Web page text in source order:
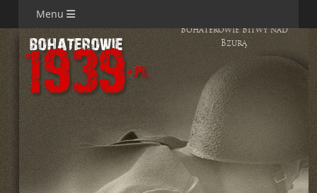
Menu
Bohaterowie Bitwy nad
Bzurą